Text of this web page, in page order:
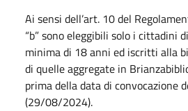
Ai sensi dell’art. 10 del
“b” sono eleggibili solo i cittadini
minima di 18 anni ed iscritti alla
di quelle aggregate in
prima della data di convocazione
(29/08/2024).